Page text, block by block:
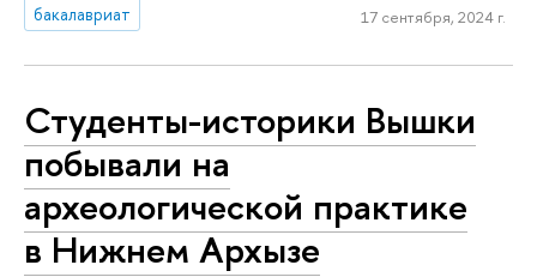
бакалавриат
17 сентября, 2024 г.
Студенты-историки Вышки
побывали на
археологической практике
в Нижнем Архызе